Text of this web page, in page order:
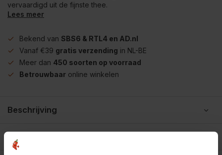
vervaardigd uit de fijnste thee.
Lees meer
Bekend van SBS6 & RTL4 en AD.nl
Vanaf €39 gratis verzending in NL-BE
Meer dan 450 soorten op voorraad
Betrouwbaar online winkelen
Beschrijving
Reviews